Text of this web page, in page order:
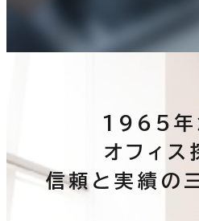
1965年
オフィス
信頼と実績の